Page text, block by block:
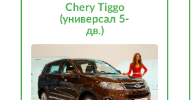
Chery Tiggo
(универсал 5-
дв.)